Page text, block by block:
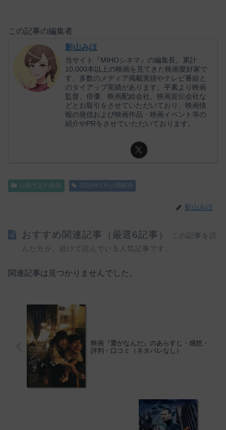
この記事の編集者
影山みほ
当サイト『MIHOシネマ』の編集長。累計
10,000本以上の映画を見てきた映画愛好家で
す。多数のメディア掲載実績やテレビ番組と
のタイアップ実績があります。平素より映画
監督、俳優、映画配給会社、映画宣伝会社な
どとお取引をさせていただいており、映画情
報の発信および映画作品・映画イベント等の
紹介やPRをさせていただいております。
公開予定の映画 2019年5月公開映画
影山みほ
おすすめ関連記事（厳選6記事）
この記事を読
んだ方が、続けて読んでいる人気記事です。
関連記事は見つかりませんでした。
映画『愛がなんだ』のあらすじ・感想・
評判・口コミ（ネタバレなし）